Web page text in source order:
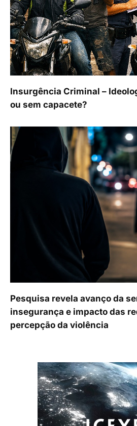
Insurgência Criminal –
ou sem capacete?
Pesquisa revela avanço da
insegurança e impacto das
percepção da violência